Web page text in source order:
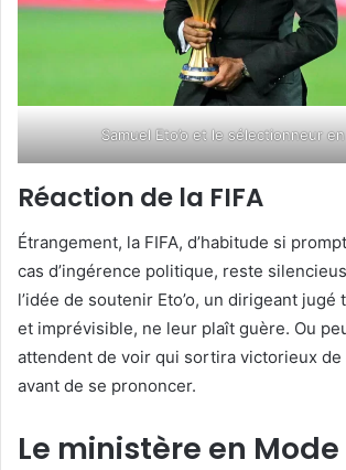
Samuel Eto’o et le sélectionneur
Réaction de la FIFA
Étrangement, la FIFA, d’habitude si
cas d’ingérence politique, reste
l’idée de soutenir Eto’o, un dirigeant
et imprévisible, ne leur plaît guère. Ou
attendent de voir qui sortira victorieux de
avant de se prononcer.
Le ministère en Mode